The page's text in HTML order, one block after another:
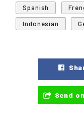
Spanish
Indonesian
Send